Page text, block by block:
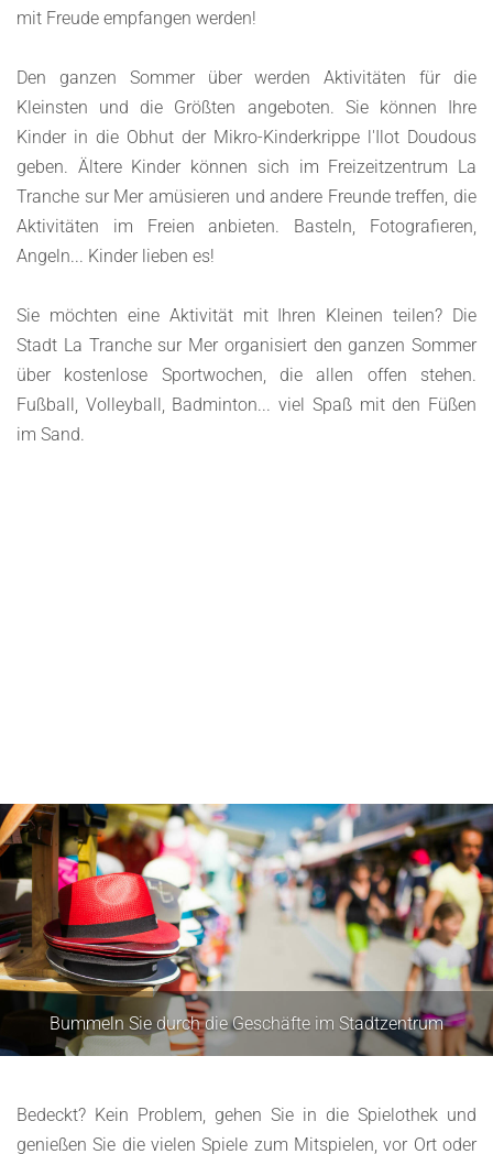
mit Freude empfangen werden!
Den ganzen Sommer über werden Aktivitäten für die
Kleinsten und die Größten angeboten. Sie können Ihre
Kinder in die Obhut der Mikro-Kinderkrippe l'Ilot Doudous
geben. Ältere Kinder können sich im Freizeitzentrum La
Tranche sur Mer amüsieren und andere Freunde treffen, die
Aktivitäten im Freien anbieten. Basteln, Fotografieren,
Angeln... Kinder lieben es!
Sie möchten eine Aktivität mit Ihren Kleinen teilen? Die
Stadt La Tranche sur Mer organisiert den ganzen Sommer
über kostenlose Sportwochen, die allen offen stehen.
Fußball, Volleyball, Badminton... viel Spaß mit den Füßen
im Sand.
Bummeln Sie durch die Geschäfte im Stadtzentrum
Bedeckt? Kein Problem, gehen Sie in die Spielothek und
genießen Sie die vielen Spiele zum Mitspielen, vor Ort oder